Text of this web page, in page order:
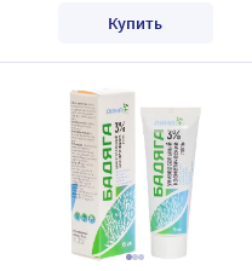
Купить